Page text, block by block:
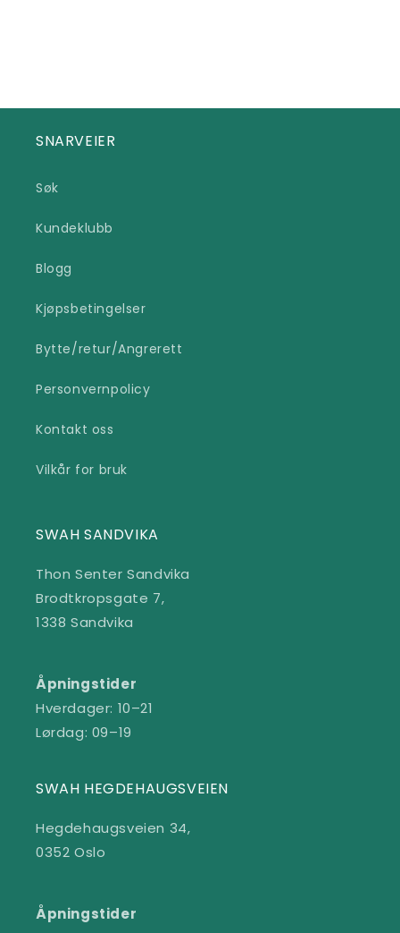
SNARVEIER
Søk
Kundeklubb
Blogg
Kjøpsbetingelser
Bytte/retur/Angrerett
Personvernpolicy
Kontakt oss
Vilkår for bruk
SWAH SANDVIKA
Thon Senter Sandvika
Brodtkropsgate 7,
1338 Sandvika
Åpningstider
Hverdager: 10–21
Lørdag: 09–19
SWAH HEGDEHAUGSVEIEN
Hegdehaugsveien 34,
0352 Oslo
Åpningstider